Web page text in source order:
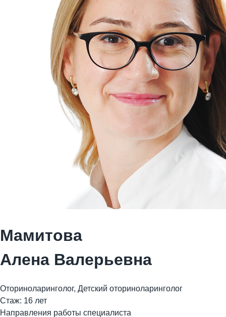
Мамитова
Алена Валерьевна
Оториноларинголог, Детский оториноларинголог
Стаж: 16 лет
Направления работы специалиста